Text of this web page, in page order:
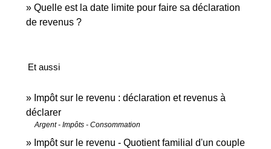
Quelle est la date limite pour faire sa déclaration
de revenus ?
Et aussi
Impôt sur le revenu : déclaration et revenus à
déclarer
Argent - Impôts - Consommation
Impôt sur le revenu - Quotient familial d'un couple